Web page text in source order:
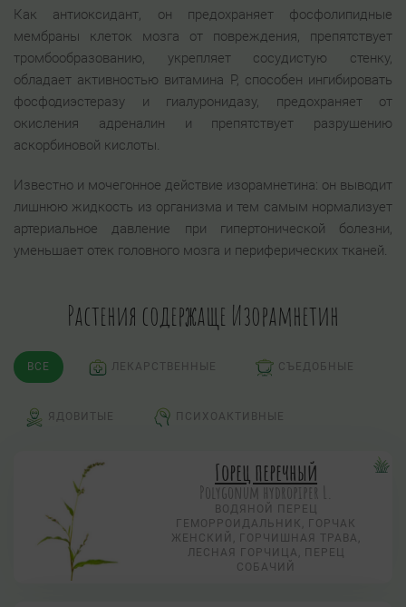
Как антиоксидант, он предохраняет фосфолипидные
мембраны клеток мозга от повреждения, препятствует
тромбообразованию, укрепляет сосудистую стенку,
обладает активностью витамина P, способен ингибировать
фосфодиэстеразу и гиалуронидазу, предохраняет от
окисления адреналин и препятствует разрушению
аскорбиновой кислоты.
Известно и мочегонное действие изорамнетина: он выводит
лишнюю жидкость из организма и тем самым нормализует
артериальное давление при гипертонической болезни,
уменьшает отек головного мозга и периферических тканей.
Растения содержаще Изорамнетин
ВСЕ ЛЕКАРСТВЕННЫЕ СЪЕДОБНЫЕ
ЯДОВИТЫЕ ПСИХОАКТИВНЫЕ
Горец перечный
Polygonum hydropiper L.
ВОДЯНОЙ ПЕРЕЦ
ГЕМОРРОИДАЛЬНИК, ГОРЧАК
ЖЕНСКИЙ, ГОРЧИШНАЯ ТРАВА,
ЛЕСНАЯ ГОРЧИЦА, ПЕРЕЦ
СОБАЧИЙ